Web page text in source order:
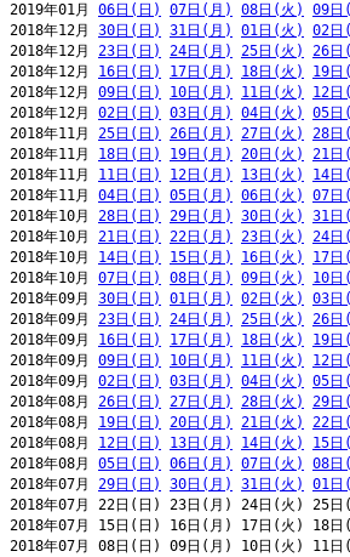
2019年01月 06日(日) 07日(月) 08日(火) 09日
2018年12月 30日(日) 31日(月) 01日(火) 02日
2018年12月 23日(日) 24日(月) 25日(火) 26日
2018年12月 16日(日) 17日(月) 18日(火) 19日
2018年12月 09日(日) 10日(月) 11日(火) 12日
2018年12月 02日(日) 03日(月) 04日(火) 05日
2018年11月 25日(日) 26日(月) 27日(火) 28日
2018年11月 18日(日) 19日(月) 20日(火) 21日
2018年11月 11日(日) 12日(月) 13日(火) 14日
2018年11月 04日(日) 05日(月) 06日(火) 07日
2018年10月 28日(日) 29日(月) 30日(火) 31日
2018年10月 21日(日) 22日(月) 23日(火) 24日
2018年10月 14日(日) 15日(月) 16日(火) 17日
2018年10月 07日(日) 08日(月) 09日(火) 10日
2018年09月 30日(日) 01日(月) 02日(火) 03日
2018年09月 23日(日) 24日(月) 25日(火) 26日
2018年09月 16日(日) 17日(月) 18日(火) 19日
2018年09月 09日(日) 10日(月) 11日(火) 12日
2018年09月 02日(日) 03日(月) 04日(火) 05日
2018年08月 26日(日) 27日(月) 28日(火) 29日
2018年08月 19日(日) 20日(月) 21日(火) 22日
2018年08月 12日(日) 13日(月) 14日(火) 15日
2018年08月 05日(日) 06日(月) 07日(火) 08日
2018年07月 29日(日) 30日(月) 31日(火) 01日
2018年07月 22日(日) 23日(月) 24日(火) 25
2018年07月 15日(日) 16日(月) 17日(火) 18
2018年07月 08日(日) 09日(月) 10日(火) 11